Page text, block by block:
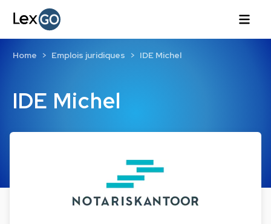
IDE Michel
Home Emplois juridiques IDE Michel